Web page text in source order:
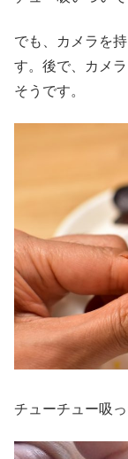
でも、カメラを
す。後で、カメ
そうです。
チューチュー吸